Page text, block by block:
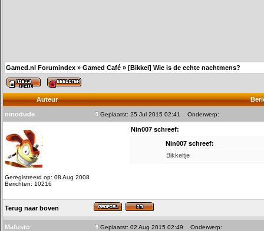
Gamed.nl Forumindex » Gamed Café » [Bikkel] Wie is de echte nachtmens?
Auteur
ninodude Geplaatst: 25 Jul 2015 02:41 Onderwerp:
Geregistreerd op: 08 Aug 2008
Berichten: 10216
Nin007 schreef:
Nin007 schreef:
Bikkeltje
Terug naar boven
Mafusto Geplaatst: 02 Aug 2015 02:49 Onderwerp: